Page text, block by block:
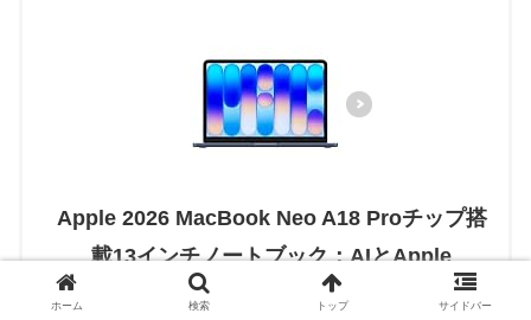
Apple 2026 MacBook Neo A18 Proチップ搭
載13インチノートブック：AIとApple
Intelligenceのために設計、Liquid Retinaデ
ホーム 検索 トップ サイドバー